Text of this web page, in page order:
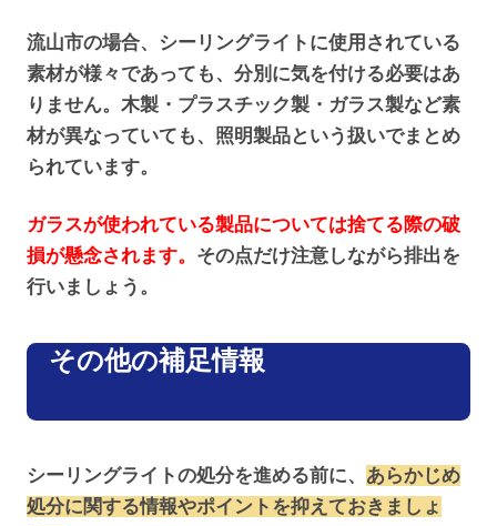
流山市の場合、シーリングライトに使用されている
素材が様々であっても、分別に気を付ける必要はあ
りません。木製・プラスチック製・ガラス製など素
材が異なっていても、照明製品という扱いでまとめ
られています。
ガラスが使われている製品については捨てる際の破
損が懸念されます。 その点だけ注意しながら排出を
行いましょう。
その他の補足情報
シーリングライトの処分を進める前に、 あらかじめ
処分に関する情報やポイントを抑えておきましょ